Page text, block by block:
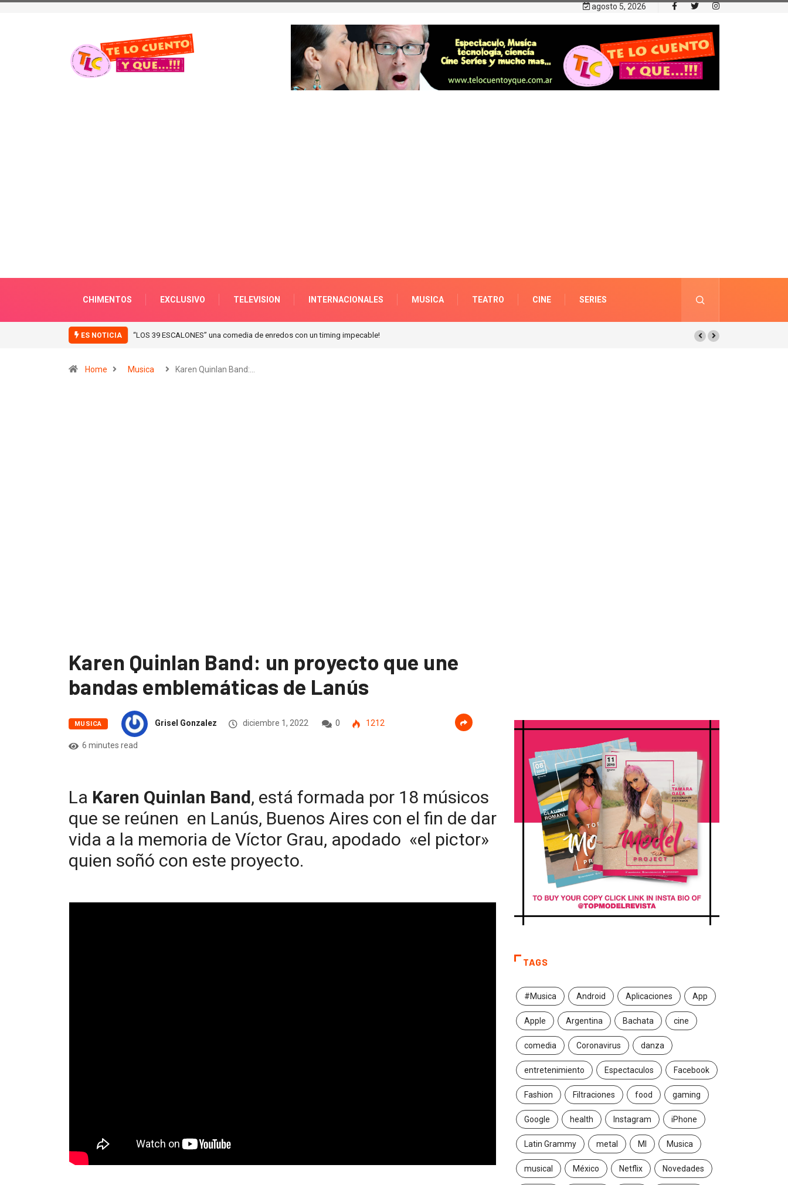
agosto 5, 2026
CHIMENTOS EXCLUSIVO TELEVISION INTERNACIONALES MUSICA TEATRO CINE SERIES
ES NOTICIA “LOS 39 ESCALONES” una comedia de enredos con un timing impecable!
Home Musica Karen Quinlan Band:…
Karen Quinlan Band: un proyecto que une
bandas emblemáticas de Lanús
MUSICA Grisel Gonzalez diciembre 1, 2022 0 1212
6 minutes read
La Karen Quinlan Band, está formada por 18 músicos
que se reúnen en Lanús, Buenos Aires con el fin de dar
vida a la memoria de Víctor Grau, apodado «el pictor»
quien soñó con este proyecto.
TAGS
#Musica Android Aplicaciones App
Apple Argentina Bachata cine
comedia Coronavirus danza
entretenimiento Espectaculos Facebook
Fashion Filtraciones food gaming
Google health Instagram iPhone
Latin Grammy metal MI Musica
musical México Netflix Novedades